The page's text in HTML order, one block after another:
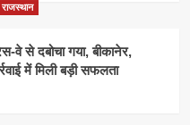
राजस्थान
वे से दबोचा गया, बीकानेर,
में मिली बड़ी सफलता